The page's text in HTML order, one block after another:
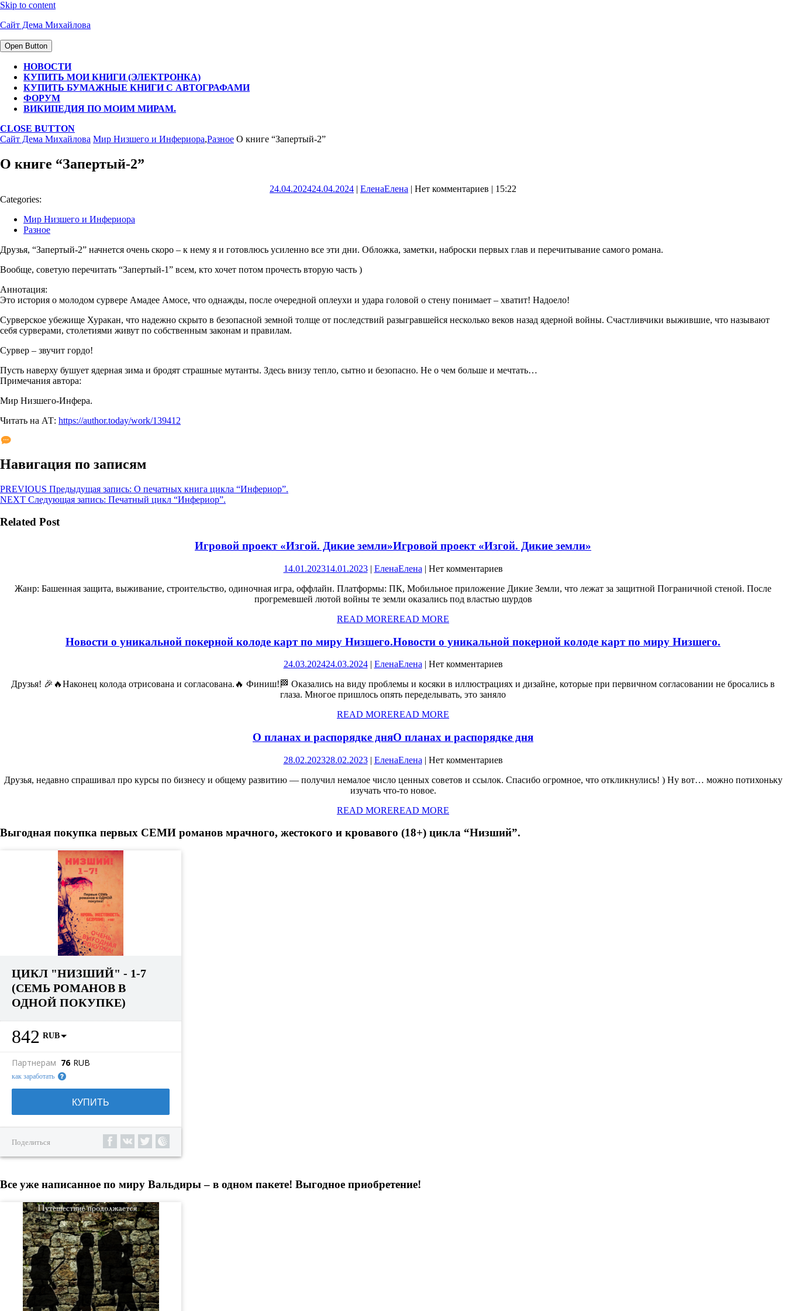
Skip to content
Сайт Дема Михайлова
Open Button
НОВОСТИ
КУПИТЬ МОИ КНИГИ (ЭЛЕКТРОНКА)
КУПИТЬ БУМАЖНЫЕ КНИГИ С АВТОГРАФАМИ
ФОРУМ
ВИКИПЕДИЯ ПО МОИМ МИРАМ.
CLOSE BUTTON
Сайт Дема Михайлова Мир Низшего и Инфериора,Разное О книге “Запертый-2”
О книге “Запертый-2”
24.04.202424.04.2024 | ЕленаЕлена | Нет комментариев | 15:22
Categories:
Мир Низшего и Инфериора
Разное
Друзья, “Запертый-2” начнется очень скоро – к нему я и готовлюсь усиленно все эти дни. Обложка, заметки, наброски первых глав и перечитывание самого романа.
Вообще, советую перечитать “Запертый-1” всем, кто хочет потом прочесть вторую часть )
Аннотация:
Это история о молодом сурвере Амадее Амосе, что однажды, после очередной оплеухи и удара головой о стену понимает – хватит! Надоело!
Сурверское убежище Хуракан, что надежно скрыто в безопасной земной толще от последствий разыгравшейся несколько веков назад ядерной войны. Счастливчики выжившие, что называют
себя сурверами, столетиями живут по собственным законам и правилам.
Сурвер – звучит гордо!
Пусть наверху бушует ядерная зима и бродят страшные мутанты. Здесь внизу тепло, сытно и безопасно. Не о чем больше и мечтать…
Примечания автора:
Мир Низшего-Инфера.
Читать на АТ: https://author.today/work/139412
Навигация по записям
PREVIOUS Предыдущая запись: О печатных книга цикла “Инфериор”.
NEXT Следующая запись: Печатный цикл “Инфериор”.
Related Post
Игровой проект «Изгой. Дикие земли»Игровой проект «Изгой. Дикие земли»
14.01.202314.01.2023 | ЕленаЕлена | Нет комментариев
Жанр: Башенная защита, выживание, строительство, одиночная игра, оффлайн. Платформы: ПК, Мобильное приложение Дикие Земли, что лежат за защитной Пограничной стеной. После
прогремевшей лютой войны те земли оказались под властью шурдов
READ MOREREAD MORE
Новости о уникальной покерной колоде карт по миру Низшего.Новости о уникальной покерной колоде карт по миру Низшего.
24.03.202424.03.2024 | ЕленаЕлена | Нет комментариев
Друзья! 🎉🔥Наконец колода отрисована и согласована.🔥 Финиш!🏁 Оказались на виду проблемы и косяки в иллюстрациях и дизайне, которые при первичном согласовании не бросались в
глаза. Многое пришлось опять переделывать, это заняло
READ MOREREAD MORE
О планах и распорядке дняО планах и распорядке дня
28.02.202328.02.2023 | ЕленаЕлена | Нет комментариев
Друзья, недавно спрашивал про курсы по бизнесу и общему развитию — получил немалое число ценных советов и ссылок. Спасибо огромное, что откликнулись! ) Ну вот… можно потихоньку
изучать что-то новое.
READ MOREREAD MORE
Выгодная покупка первых СЕМИ романов мрачного, жестокого и кровавого (18+) цикла “Низший”.
ЦИКЛ "НИЗШИЙ" - 1-7
(СЕМЬ РОМАНОВ В
ОДНОЙ ПОКУПКЕ)
842 RUB
Партнерам 76 RUB
как заработать
КУПИТЬ
Поделиться
Все уже написанное по миру Вальдиры – в одном пакете! Выгодное приобретение!